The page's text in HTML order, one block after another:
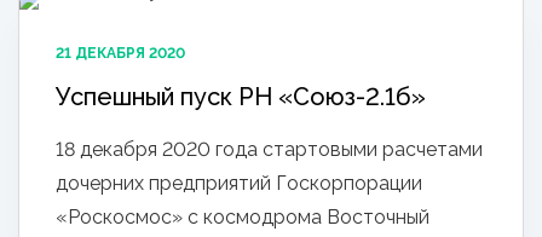
21 ДЕКАБРЯ 2020
Успешный пуск РН «Союз-2.1б»
18 декабря 2020 года стартовыми расчетами
дочерних предприятий Госкорпорации
«Роскосмос» с космодрома Восточный